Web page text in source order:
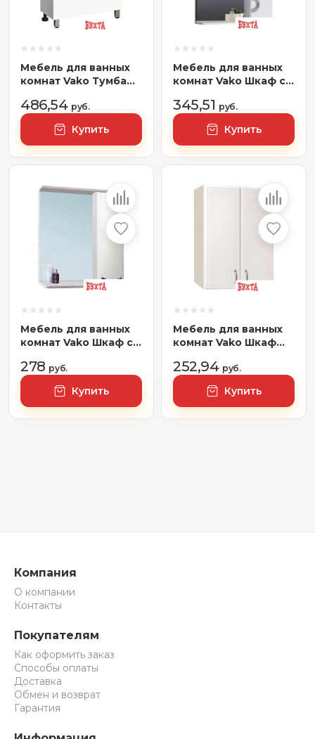
Мебель для ванных
комнат Vako Тумба
Como 70 18187
486,54 руб.
Купить
Мебель для ванных
комнат Vako Шкаф с
60 17667
345,51 руб.
Купить
Мебель для ванных
комнат Vako Шкаф с
16501
278 руб.
Купить
Мебель для ванных
комнат Vako Шкаф
252,94 руб.
Купить
Компания
О компании
Контакты
Покупателям
Как оформить заказ
Способы оплаты
Доставка
Обмен и возврат
Гарантия